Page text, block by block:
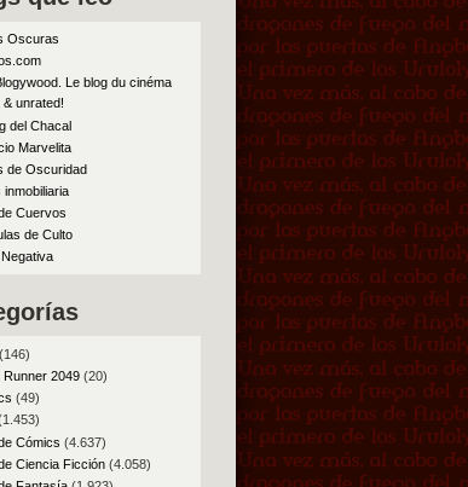
Oscuras
Le blog du cinéma
& unrated!
del Chacal
Marvelita
de Oscuridad
inmobiliaria
Cuervos
de Culto
Runner 2049(20)
(49)
Cómics (4.637)
Ciencia Ficción(4.058)